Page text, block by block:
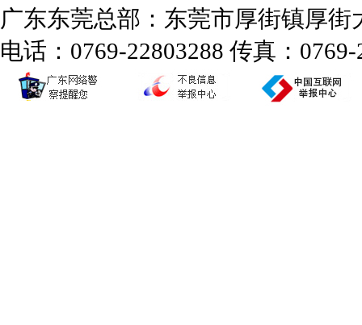
广东东莞总部：东莞市厚街镇厚
电话：0769-22803288 传真：0769-